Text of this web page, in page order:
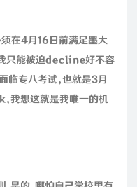
在4月16日前满足墨大
我只能被迫decline好不容
临专八考试，也就是3月
我想这就是我唯一的机